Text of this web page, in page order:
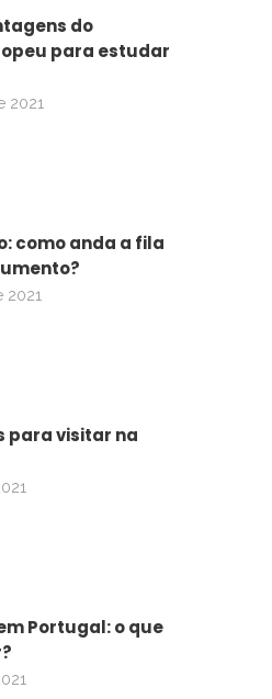
do
para estudar
2021
como anda a fila
2021
para visitar na
Portugal: o que